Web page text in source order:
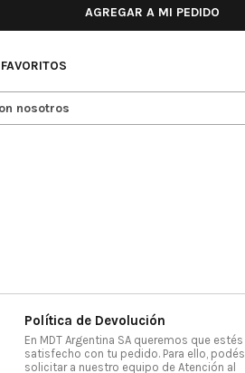
AGREGAR A MI PEDIDO
nosotros
Política de Devolución
En MDT Argentina SA queremos que estés
satisfecho con tu pedido. Para ello, podés
solicitar a nuestro equipo de Atención al